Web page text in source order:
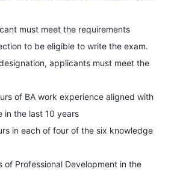
must meet the requirements
to be eligible to write the exam.
applicants must meet the
of BA work experience aligned with
in the last 10 years
in each of four of the six knowledge
of Professional Development in the